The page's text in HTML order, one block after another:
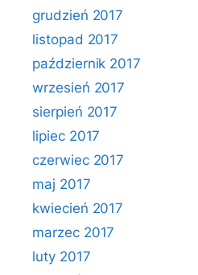
grudzień 2017
listopad 2017
październik 2017
wrzesień 2017
sierpień 2017
lipiec 2017
czerwiec 2017
maj 2017
kwiecień 2017
marzec 2017
luty 2017